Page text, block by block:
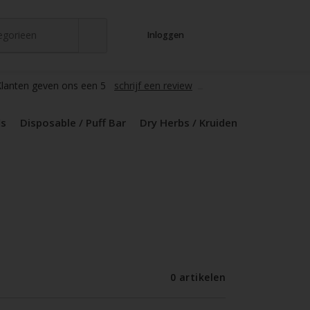
Inloggen
geven ons een 5 schrijf een review
Disposable / Puff Bar Dry Herbs / Kruiden
0 artikelen